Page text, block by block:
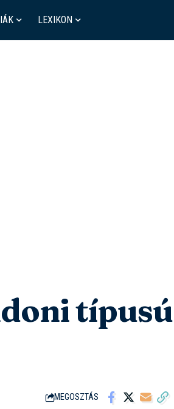
LEXIKON
típusú
MEGOSZTÁS